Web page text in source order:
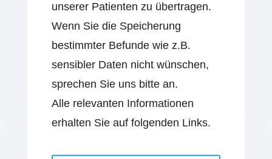
unserer Patienten zu übertragen.
Wenn Sie die Speicherung
bestimmter Befunde wie z.B.
sensibler Daten nicht wünschen,
sprechen Sie uns bitte an.
Alle relevanten Informationen
erhalten Sie auf folgenden Links.